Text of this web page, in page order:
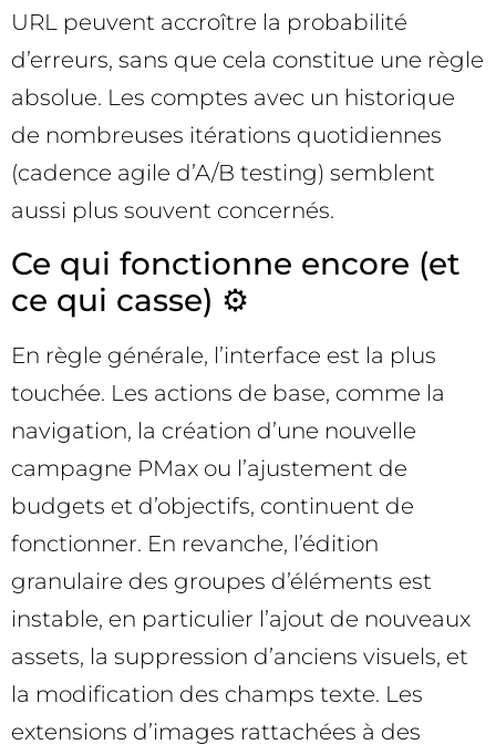
URL peuvent accroître la probabilité
d’erreurs, sans que cela constitue une règle
absolue. Les comptes avec un historique
de nombreuses itérations quotidiennes
(cadence agile d’A/B testing) semblent
aussi plus souvent concernés.
Ce qui fonctionne encore (et
ce qui casse) ⚙️
En règle générale, l’interface est la plus
touchée. Les actions de base, comme la
navigation, la création d’une nouvelle
campagne PMax ou l’ajustement de
budgets et d’objectifs, continuent de
fonctionner. En revanche, l’édition
granulaire des groupes d’éléments est
instable, en particulier l’ajout de nouveaux
assets, la suppression d’anciens visuels, et
la modification des champs texte. Les
extensions d’images rattachées à des